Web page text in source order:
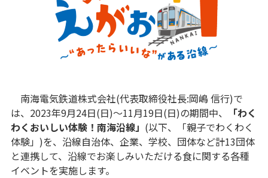
南海電気鉄道株式会社(代表取締役社長:岡嶋 信行)で
は、2023年9月24日(日)～11月19日(日)の期間中、
「わく
わくおいしい体験！南海沿線」 (以下、「親子でわくわく
体験」)を、沿線自治体、企業、学校、団体など計13団体
と連携して、沿線でお楽しみいただける食に関する各種
イベントを実施します。